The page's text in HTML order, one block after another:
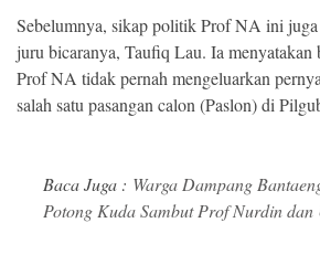
Sebelumnya, sikap politik Prof NA ini juga
juru bicaranya, Taufiq Lau. Ia menyatakan
Prof NA tidak pernah mengeluarkan
salah satu pasangan calon (Paslon) di
Baca Juga : Warga Dampang
Potong Kuda Sambut Prof Nurdin